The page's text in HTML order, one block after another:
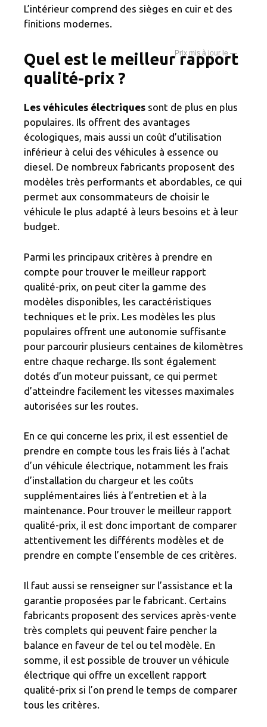
L’intérieur comprend des sièges en cuir et des
finitions modernes.
—
Quel est le meilleur rapport
qualité-prix ?
Les véhicules électriques sont de plus en plus
populaires. Ils offrent des avantages
écologiques, mais aussi un coût d’utilisation
inférieur à celui des véhicules à essence ou
diesel. De nombreux fabricants proposent des
modèles très performants et abordables, ce qui
permet aux consommateurs de choisir le
véhicule le plus adapté à leurs besoins et à leur
budget.
Parmi les principaux critères à prendre en
compte pour trouver le meilleur rapport
qualité-prix, on peut citer la gamme des
modèles disponibles, les caractéristiques
techniques et le prix. Les modèles les plus
populaires offrent une autonomie suffisante
pour parcourir plusieurs centaines de kilomètres
entre chaque recharge. Ils sont également
dotés d’un moteur puissant, ce qui permet
d’atteindre facilement les vitesses maximales
autorisées sur les routes.
En ce qui concerne les prix, il est essentiel de
prendre en compte tous les frais liés à l’achat
d’un véhicule électrique, notamment les frais
d’installation du chargeur et les coûts
supplémentaires liés à l’entretien et à la
maintenance. Pour trouver le meilleur rapport
qualité-prix, il est donc important de comparer
attentivement les différents modèles et de
prendre en compte l’ensemble de ces critères.
Il faut aussi se renseigner sur l’assistance et la
garantie proposées par le fabricant. Certains
fabricants proposent des services après-vente
très complets qui peuvent faire pencher la
balance en faveur de tel ou tel modèle. En
somme, il est possible de trouver un véhicule
électrique qui offre un excellent rapport
qualité-prix si l’on prend le temps de comparer
tous les critères.